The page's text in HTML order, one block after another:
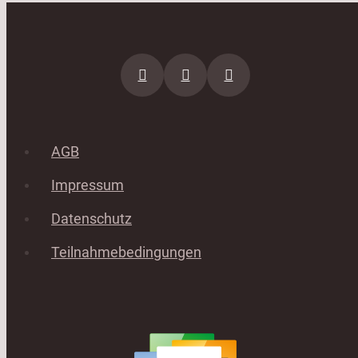
AGB
Impressum
Datenschutz
Teilnahmebedingungen